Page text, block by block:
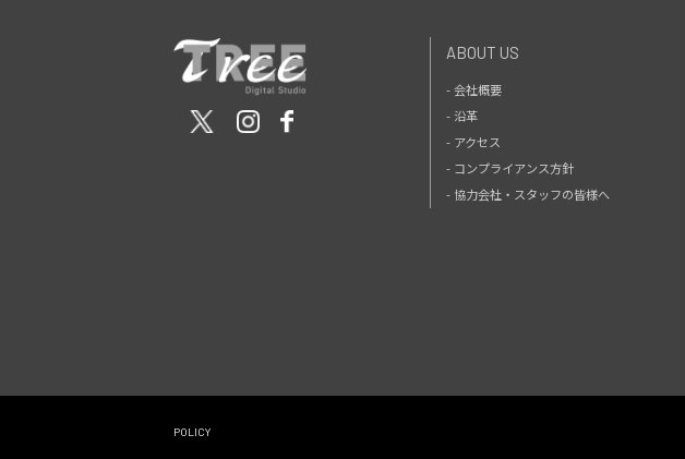
ABOUT US
- 会社概要
- 沿革
- アクセス
- コンプライアンス方針
- 協力会社・スタッフの皆様へ
POLICY